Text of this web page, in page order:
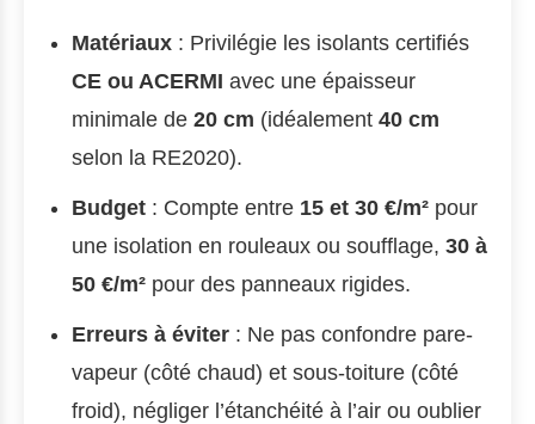
Matériaux : Privilégie les isolants certifiés
CE ou ACERMI avec une épaisseur
minimale de 20 cm (idéalement 40 cm
selon la RE2020).
Budget : Compte entre 15 et 30 €/m² pour
une isolation en rouleaux ou soufflage, 30 à
50 €/m² pour des panneaux rigides.
Erreurs à éviter : Ne pas confondre pare-
vapeur (côté chaud) et sous-toiture (côté
froid), négliger l’étanchéité à l’air ou oublier